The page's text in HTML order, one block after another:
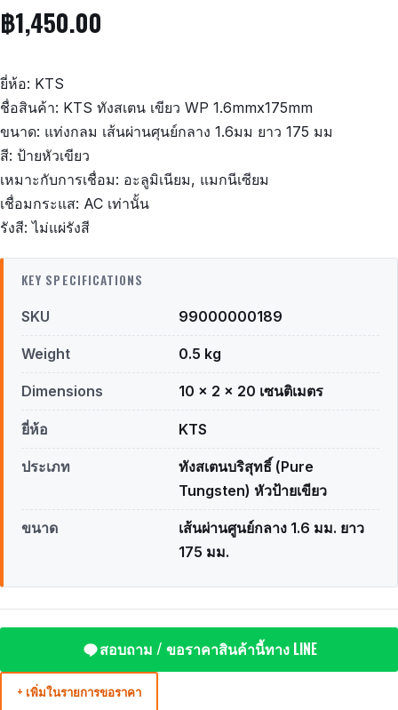
฿1,450.00
ยี่ห้อ: KTS
ชื่อสินค้า: KTS ทังสเตน เขียว WP 1.6mmx175mm
ขนาด: แท่งกลม เส้นผ่านศุนย์กลาง 1.6มม ยาว 175 มม
สี: ป้ายหัวเขียว
เหมาะกับการเชื่อม: อะลูมิเนียม, แมกนีเซียม
เชื่อมกระแส: AC เท่านั้น
รังสี: ไม่แผ่รังสี
KEY SPECIFICATIONS
SKU 99000000189
Weight 0.5 kg
Dimensions 10 × 2 × 20 เซนติเมตร
ยี่ห้อ KTS
ประเภท
ทังสเตนบริสุทธิ์ (Pure
Tungsten) หัวป้ายเขียว
ขนาด
เส้นผ่านศูนย์กลาง 1.6 มม. ยาว
175 มม.
สอบถาม / ขอราคาสินค้านี้ทาง LINE
+ เพิ่มในรายการขอราคา